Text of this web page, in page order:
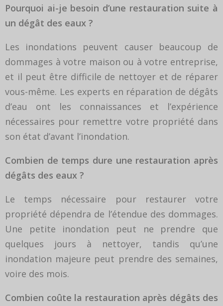
Pourquoi ai-je besoin d’une restauration suite à
un dégât des eaux ?
Les inondations peuvent causer beaucoup de
dommages à votre maison ou à votre entreprise,
et il peut être difficile de nettoyer et de réparer
vous-même. Les experts en réparation de dégâts
d’eau ont les connaissances et l’expérience
nécessaires pour remettre votre propriété dans
son état d’avant l’inondation.
Combien de temps dure une restauration après
dégâts des eaux ?
Le temps nécessaire pour restaurer votre
propriété dépendra de l’étendue des dommages.
Une petite inondation peut ne prendre que
quelques jours à nettoyer, tandis qu’une
inondation majeure peut prendre des semaines,
voire des mois.
Combien coûte la restauration après dégâts des